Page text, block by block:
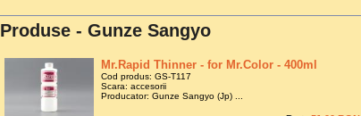
Produse - Gunze Sangyo
Mr.Rapid Thinner - for Mr.Color - 400ml
Cod produs: GS-T117
Scara: accesorii
Producator: Gunze Sangyo (Jp) ...